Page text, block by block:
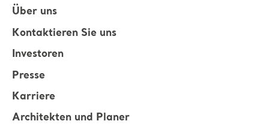
Über uns
Kontaktieren Sie uns
Investoren
Presse
Karriere
Architekten und Planer